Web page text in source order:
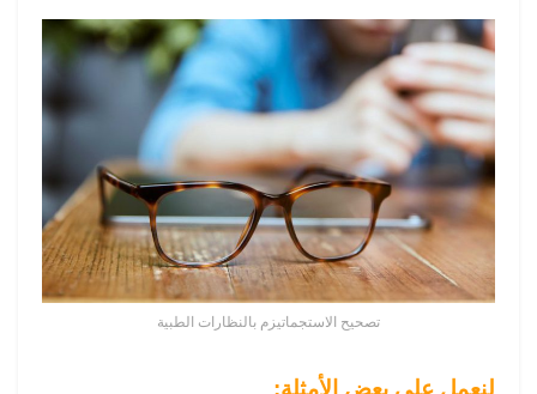
تصحيح الاستجماتيزم بالنظارات الطبية
لنعمل على بعض الأمثلة: